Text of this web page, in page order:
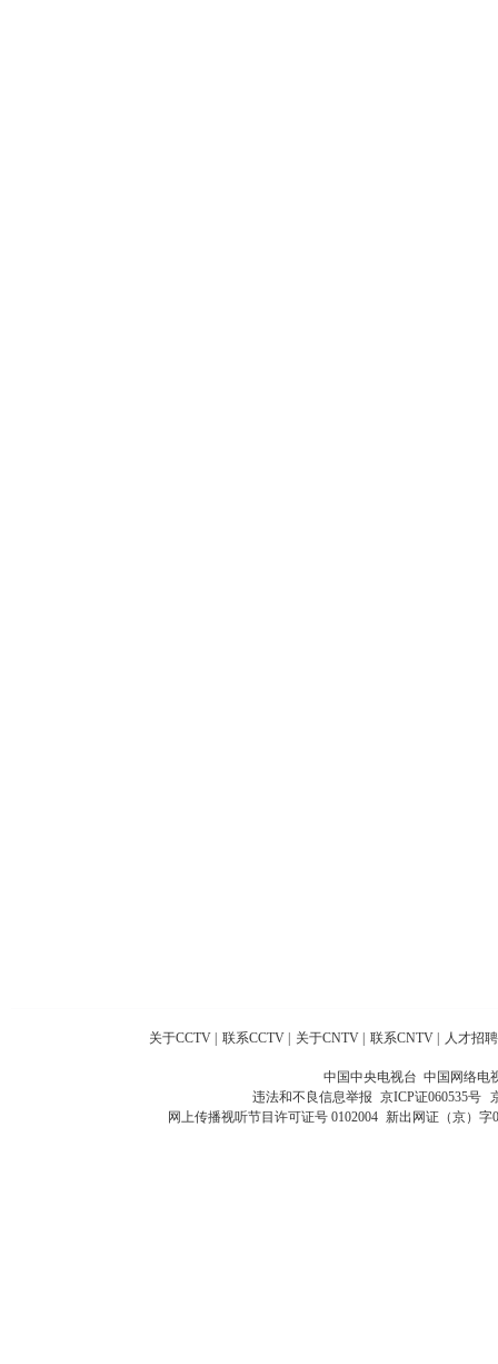
关于CCTV 联系CCTV 关于CNTV 联系CNTV 人才招聘
中国中央电视台 中国网络电
违法和不良信息举报 京ICP证060535号
网上传播视听节目许可证号 0102004 新出网证（京）